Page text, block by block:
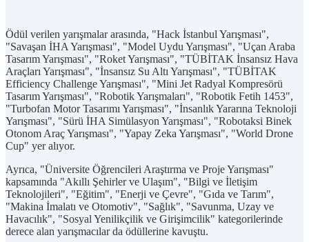
Ödül verilen yarışmalar arasında, "Hack İstanbul Yarışması",
"Savaşan İHA Yarışması", "Model Uydu Yarışması", "Uçan Araba
Tasarım Yarışması", "Roket Yarışması", "TÜBİTAK İnsansız Hava
Araçları Yarışması", "İnsansız Su Altı Yarışması", "TÜBİTAK
Efficiency Challenge Yarışması", "Mini Jet Radyal Kompresörü
Tasarım Yarışması", "Robotik Yarışmaları", "Robotik Fetih 1453",
"Turbofan Motor Tasarımı Yarışması", "İnsanlık Yararına Teknoloji
Yarışması", "Sürü İHA Simülasyon Yarışması", "Robotaksi Binek
Otonom Araç Yarışması", "Yapay Zeka Yarışması", "World Drone
Cup" yer alıyor.
Ayrıca, "Üniversite Öğrencileri Araştırma ve Proje Yarışması"
kapsamında "Akıllı Şehirler ve Ulaşım", "Bilgi ve İletişim
Teknolojileri", "Eğitim", "Enerji ve Çevre", "Gıda ve Tarım",
"Makina İmalatı ve Otomotiv", "Sağlık", "Savunma, Uzay ve
Havacılık", "Sosyal Yenilikçilik ve Girişimcilik" kategorilerinde
derece alan yarışmacılar da ödüllerine kavuştu.